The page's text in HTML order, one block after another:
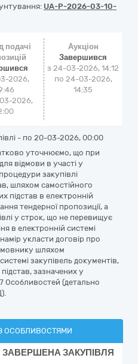
UA-P-2026-03-10-
подачі
2026,
2026,
Аукціон
Завершився
з24-03-2026, 14:12
по 24-03-2026,
14:35
- по 20-03-2026, 00:00
уточнюємо, що при
відмови в участі у
закупівлі
шляхом самостійного
підстав в електронній
тендерної пропозиції, а
у строк, що не перевищує
в електронній системі
укласти договір про
шляхом
закупівель документів,
зазначених у
Особливостей (детально
З ОСОБЛИВОСТЯМИ
ЗАВЕРШЕНА ЗАКУПІВЛЯ